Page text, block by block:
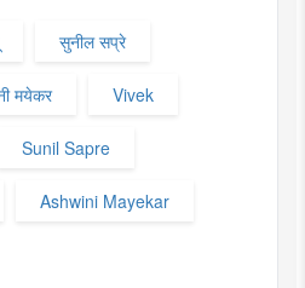
सुनील सप्रे
मयेकर Vivek
Sunil Sapre
Ashwini Mayekar